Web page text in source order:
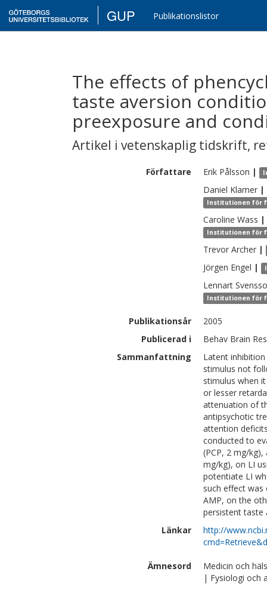
GUP Publikationslistor
The effects of
taste aversion
preexposure and
Artikel i vetenskaplig tidskrift,
Författare Erik Pålsson |
Daniel Klamer |
Institutionen för
Caroline Wass |
Institutionen för
Trevor Archer |
Jörgen Engel |
Lennart
Institutionen för
Publikationsår
2005
Publicerad i
Behav Brain
Sammanfattning
Latent
stimulus not
stimulus when
or lesser
attenuation of
antipsychotic
attention
conducted to
(PCP, 2 mg/
mg/kg), on LI
potentiate LI
such effect
AMP, on the
persistent taste
Länkar
http://
Ämnesord
Medicin och
| Fysiologi och